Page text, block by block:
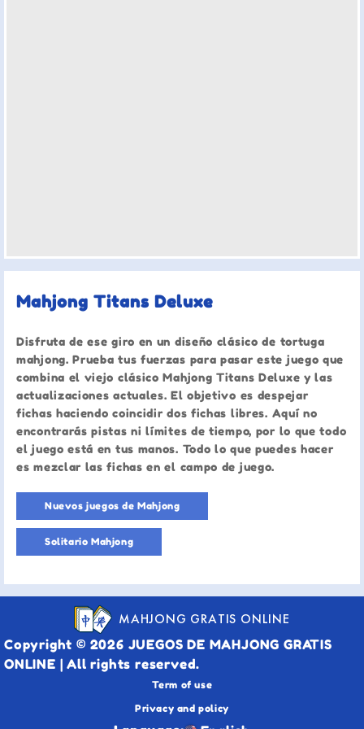
Mahjong Titans Deluxe
Disfruta de ese giro en un diseño clásico de tortuga
mahjong. Prueba tus fuerzas para pasar este juego que
combina el viejo clásico Mahjong Titans Deluxe y las
actualizaciones actuales. El objetivo es despejar
fichas haciendo coincidir dos fichas libres. Aquí no
encontrarás pistas ni límites de tiempo, por lo que todo
el juego está en tus manos. Todo lo que puedes hacer
es mezclar las fichas en el campo de juego.
Nuevos juegos de Mahjong
Solitario Mahjong
MAHJONG GRATIS ONLINE
Copyright © 2026 JUEGOS DE MAHJONG GRATIS
ONLINE | All rights reserved.
Term of use
Privacy and policy